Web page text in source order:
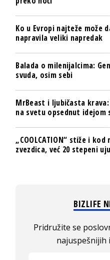
Ko u Evropi najteže može
napravila veliki napredak
Balada o milenijalcima:
svuda, osim sebi
MrBeast i ljubičasta
na svetu opsednut idejom
„COOLCATION“ stiže i
zvezdica, već 20 stepeni
BIZLIFE
Pridružite se
najuspešnijih